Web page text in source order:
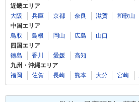
近畿エリア
大阪
兵庫 京都 奈良 滋賀 和歌山
中国エリア
鳥取
島根 岡山 広島
山口
四国エリア
徳島
香川 愛媛
高知
九州・沖縄エリア
福岡
佐賀 長崎 熊本 大分 宮崎